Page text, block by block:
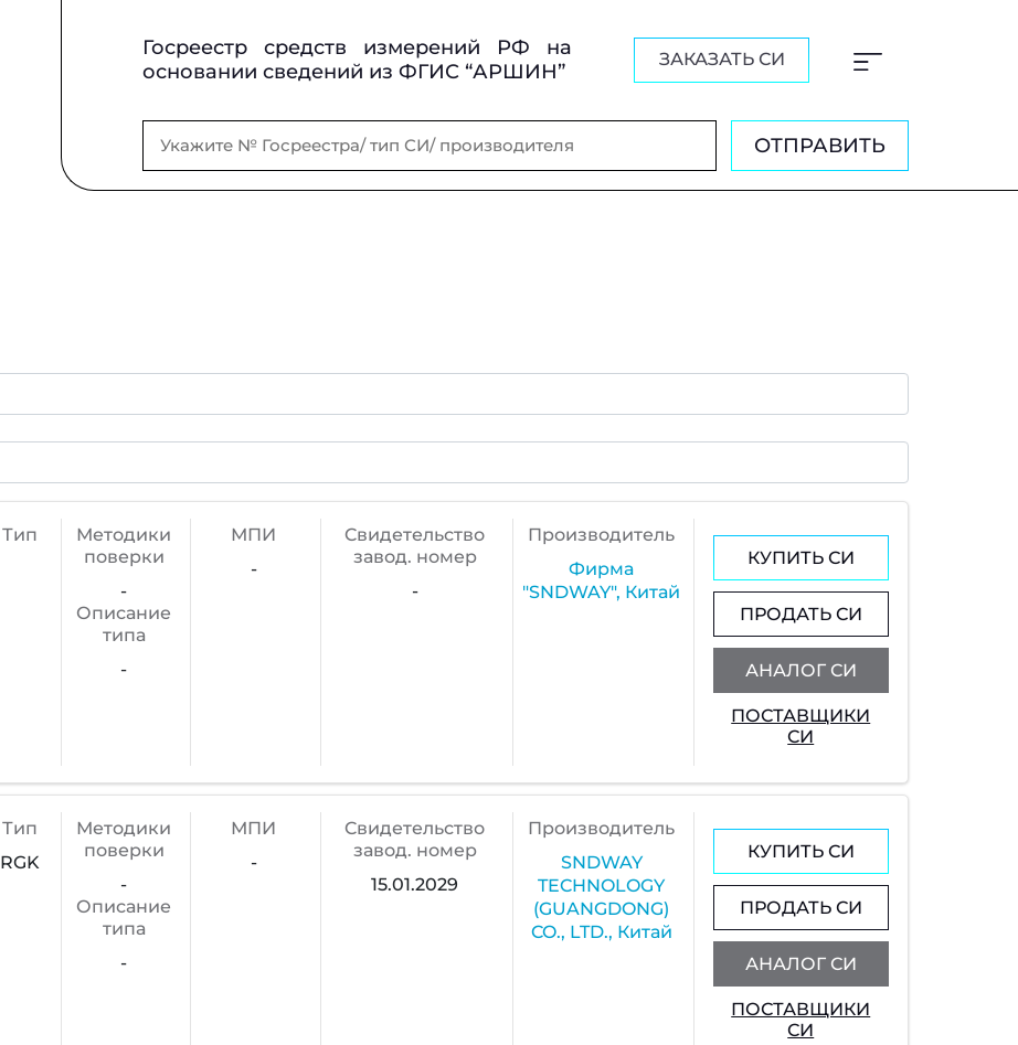
Госреестр средств измерений РФ на
основании сведений из ФГИС “АРШИН”
ЗАКАЗАТЬ СИ
ОТПРАВИТЬ
Тип
Методики
поверки
-
Описание
типа
-
МПИ
-
Cвидетельство
завод. номер
-
Производитель
Фирма
"SNDWAY", Китай
КУПИТЬ СИ
ПРОДАТЬ СИ
АНАЛОГ СИ
ПОСТАВЩИКИ
СИ
Тип
RGK
Методики
поверки
-
Описание
типа
-
МПИ
-
Cвидетельство
завод. номер
15.01.2029
Производитель
SNDWAY
TECHNOLOGY
(GUANGDONG)
CO., LTD., Китай
КУПИТЬ СИ
ПРОДАТЬ СИ
АНАЛОГ СИ
ПОСТАВЩИКИ
СИ